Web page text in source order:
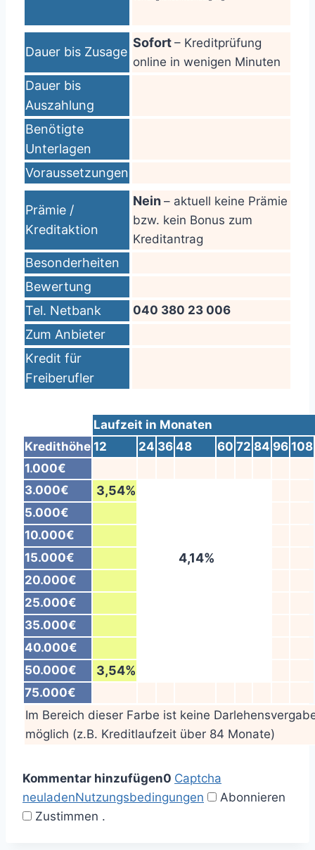
Dauer bis Zusage
Sofort – Kreditprüfung
online in wenigen Minuten
Dauer bis
Auszahlung
Benötigte
Unterlagen
Voraussetzungen
Prämie /
Kreditaktion
Nein – aktuell keine Prämie
bzw. kein Bonus zum
Kreditantrag
Besonderheiten
Bewertung
Tel. Netbank
040 380 23 006
Zum Anbieter
Kredit für
Freiberufler
Laufzeit in Monaten
Kredithöhe 12 24 36 48 60 72 84 96 108
1.000€
3.000€
3,54%
5.000€
10.000€
15.000€
4,14%
20.000€
25.000€
35.000€
40.000€
50.000€
3,54%
75.000€
Im Bereich dieser Farbe ist keine
möglich (z.B. Kreditlaufzeit über 84 Monate)
Kommentar hinzufügen0 Captcha
neuladenNutzungsbedingungen
Abonnieren
Zustimmen .